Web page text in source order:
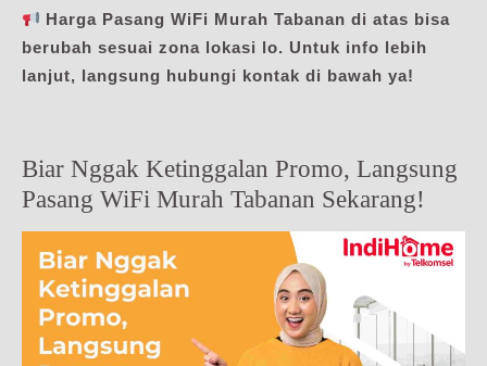
Harga Pasang WiFi Murah Tabanan di atas bisa
berubah sesuai zona lokasi lo. Untuk info lebih
lanjut, langsung hubungi kontak di bawah ya!
Biar Nggak Ketinggalan Promo, Langsung
Pasang WiFi Murah Tabanan Sekarang!